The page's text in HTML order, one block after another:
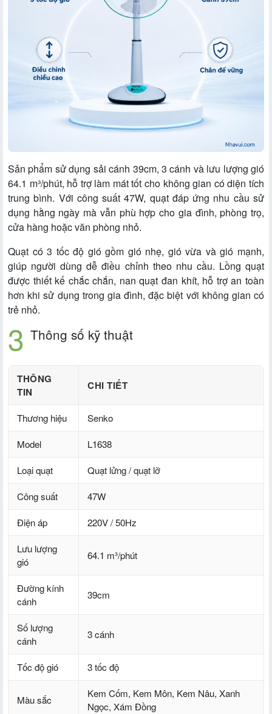
Sản phẩm sử dụng sải cánh 39cm, 3 cánh và lưu lượng gió
64.1 m³/phút, hỗ trợ làm mát tốt cho không gian có diện tích
trung bình. Với công suất 47W, quạt đáp ứng nhu cầu sử
dụng hằng ngày mà vẫn phù hợp cho gia đình, phòng trọ,
cửa hàng hoặc văn phòng nhỏ.
Quạt có 3 tốc độ gió gồm gió nhẹ, gió vừa và gió mạnh,
giúp người dùng dễ điều chỉnh theo nhu cầu. Lồng quạt
được thiết kế chắc chắn, nan quạt đan khít, hỗ trợ an toàn
hơn khi sử dụng trong gia đình, đặc biệt với không gian có
trẻ nhỏ.
Thông số kỹ thuật
THÔNG
TIN
CHI TIẾT
Thương hiệu Senko
Model L1638
Loại quạt Quạt lửng / quạt lỡ
Công suất 47W
Điện áp 220V / 50Hz
Lưu lượng
gió
64.1 m³/phút
Đường kính
cánh
39cm
Số lượng
cánh
3 cánh
Tốc độ gió 3 tốc độ
Màu sắc
Kem Cốm, Kem Môn, Kem Nâu, Xanh
Ngọc, Xám Đồng